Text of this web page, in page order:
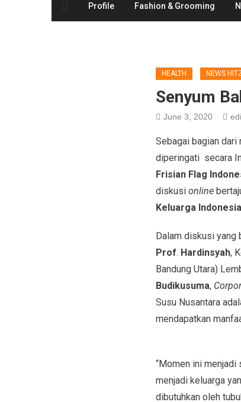
Profile Fashion & Grooming
HEALTH NEWS
Senyum
June 3, 2020
Sebagai bagian dari
diperingati secara
Frisian Flag
diskusionline
Keluarga
Dalam diskusi yang
Prof. Hardinsyah,
Bandung Utara)
Budikusuma,
Susu Nusantara
mendapatkan
“Momen ini
menjadi keluarga
dibutuhkan oleh